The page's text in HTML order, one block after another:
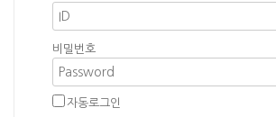
비밀번호
자동로그인